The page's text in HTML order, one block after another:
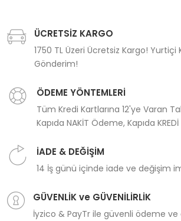
ÜCRETSİZ KARGO
1750 TL Üzeri Ücretsiz Kargo! Yurtiçi
Gönderim!
ÖDEME YÖNTEMLERİ
Tüm Kredi Kartlarına 12'ye Varan
Kapıda NAKİT Ödeme, Kapıda
İADE & DEĞİŞİM
14 İş günü içinde iade ve değişim
GÜVENLİK ve GÜVENİLİRLİK
İyzico & PayTr ile güvenli ödeme ve